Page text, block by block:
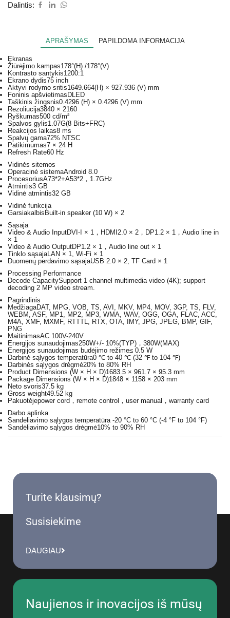
Dalintis:
APRAŠYMAS PAPILDOMA INFORMACIJA
Ekranas
Žiūrėjimo kampas178°(H) /178°(V)
Kontrasto santykis1200:1
Ekrano dydis75 inch
Aktyvi rodymo sritis1649.664(H) × 927.936 (V) mm
Foninis apšvietimas DLED
Taškinis žingsnis0.4296 (H) × 0.4296 (V) mm
Rezoliucija3840 × 2160
Ryškumas500 cd/m²
Spalvos gylis1.07G(8 Bits+FRC)
Reakcijos laikas8 ms
Spalvų gama72% NTSC
Patikimumas7 × 24 H
Refresh Rate60 Hz
Vidinės sitemos
Operacinė sistemaAndroid 8.0
ProcesoriusA73*2+A53*2，1.7GHz
Atmintis3 GB
Vidinė atmintis32 GB
Vidinė funkcija
Garsiakalbis Built-in speaker (10 W) × 2
Sąsaja
Video & Audio InputDVI-I × 1，HDMI2.0 × 2，DP1.2 × 1，Audio line in
× 1
Video & Audio OutputDP1.2 × 1，Audio line out × 1
Tinklo sąsajaLAN × 1, Wi-Fi × 1
Duomenų perdavimo sąsajaUSB 2.0 × 2, TF Card × 1
Processing Performance
Decode CapacitySupport 1 channel multimedia video (4K); support
decoding 2 MP video stream.
Pagrindinis
MedžiagaDAT, MPG, VOB, TS, AVI, MKV, MP4, MOV, 3GP, TS, FLV,
WEBM, ASF, MP1, MP2, MP3, WMA, WAV, OGG, OGA, FLAC, ACC,
M4A, XMF, MXMF, RTTTL, RTX, OTA, IMY, JPG, JPEG, BMP, GIF,
PNG
MaitinimasAC 100V-240V
Energijos sunaudojimas250W+/- 10%(TYP)，380W(MAX)
Energijos sunaudojimas budėjimo režime≤ 0.5 W
Darbinė sąlygos temperatūra0 ℃ to 40 ℃ (32 ℉ to 104 ℉)
Darbinės sąlygos drėgmė20% to 80% RH
Product Dimensions (W × H × D)1683.5 × 961.7 × 95.3 mm
Package Dimensions (W × H × D)1848 × 1158 × 203 mm
Neto svoris37.5 kg
Gross weight49.52 kg
Pakuotėjepower cord，remote control，user manual，warranty card
Darbo aplinka
Sandėliavimo sąlygos temperatūra-20 °C to 60 °C (-4 °F to 104 °F)
Sandėliavimo sąlygos drėgmė10% to 90% RH
Turite klausimų?
Susisiekime
DAUGIAU
Naujienos ir inovacijos iš mūsų